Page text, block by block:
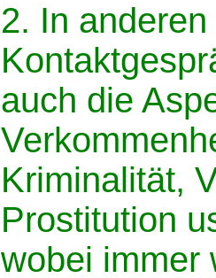
2. In anderen
auch die
Kriminalität,
Prostitution
wobei immer